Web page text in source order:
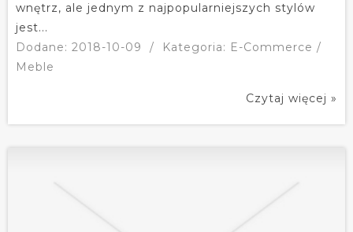
wnętrz, ale jednym z najpopularniejszych stylów
jest...
Dodane: 2018-10-09
/
Kategoria: E-Commerce /
Meble
Czytaj więcej »